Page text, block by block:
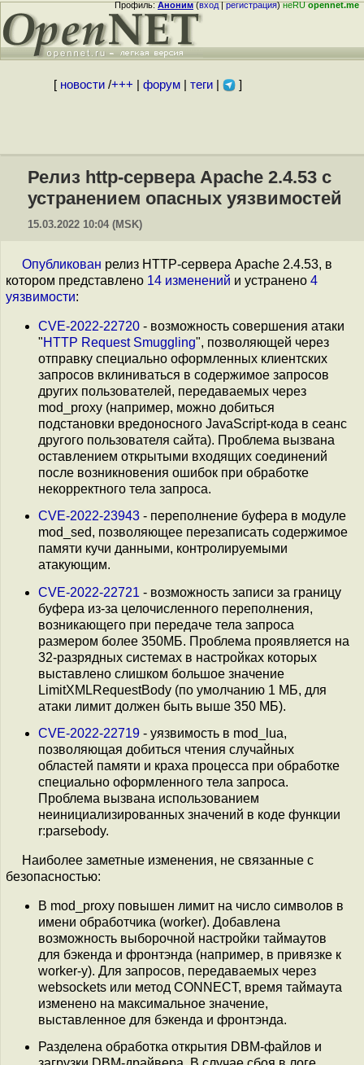
Профиль:Аноним(вход|регистрация)неRUopennet.me
[ новости/+++ форум| теги| ]
Релиз http-сервера Apache 2.4.53 с
устранением опасных уязвимостей
15.03.2022 10:04 (MSK)
Опубликован релиз HTTP-сервера Apache 2.4.53, в
котором представлено 14 изменений и устранено 4
уязвимости:
CVE-2022-22720 - возможность совершения атаки
"HTTP Request Smuggling", позволяющей через
отправку специально оформленных клиентских
запросов вклиниваться в содержимое запросов
других пользователей, передаваемых через
mod_proxy (например, можно добиться
подстановки вредоносного JavaScript-кода в сеанс
другого пользователя сайта). Проблема вызвана
оставлением открытыми входящих соединений
после возникновения ошибок при обработке
некорректного тела запроса.
CVE-2022-23943 - переполнение буфера в модуле
mod_sed, позволяющее перезаписать содержимое
памяти кучи данными, контролируемыми
атакующим.
CVE-2022-22721 - возможность записи за границу
буфера из-за целочисленного переполнения,
возникающего при передаче тела запроса
размером более 350МБ. Проблема проявляется на
32-разрядных системах в настройках которых
выставлено слишком большое значение
LimitXMLRequestBody (по умолчанию 1 МБ, для
атаки лимит должен быть выше 350 МБ).
CVE-2022-22719 - уязвимость в mod_lua,
позволяющая добиться чтения случайных
областей памяти и краха процесса при обработке
специально оформленного тела запроса.
Проблема вызвана использованием
неинициализированных значений в коде функции
r:parsebody.
Наиболее заметные изменения, не связанные с
безопасностью:
В mod_proxy повышен лимит на число символов в
имени обработчика (worker). Добавлена
возможность выборочной настройки таймаутов
для бэкенда и фронтэнда (например, в привязке к
worker-у). Для запросов, передаваемых через
websockets или метод CONNECT, время таймаута
изменено на максимальное значение,
выставленное для бэкенда и фронтэнда.
Разделена обработка открытия DBM-файлов и